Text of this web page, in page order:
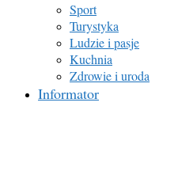
Sport
Turystyka
Ludzie i pasje
Kuchnia
Zdrowie i uroda
Informator